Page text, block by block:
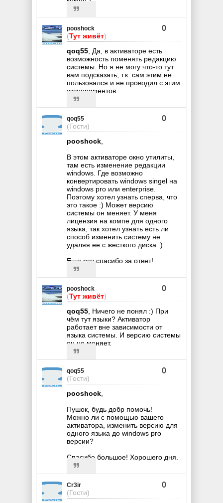
pooshock
(Тут живёт)
0
qoq55, Да, в активаторе есть
возможность поменять редакцию
системы. Но я не могу что-то тут
вам подсказать, т.к. сам этим не
пользовался и не проводил с этим
экспериментов.
qoq55
(Гости)
0
pooshock,
В этом активаторе окно утилиты,
там есть изменение редакции
windows. Где возможно
конвертировать windows singel на
windows prо или enterprise.
Поэтому хотел узнать сперва, что
это такое :) Может версию
системы он меняет. У меня
лицензия на компе для одного
языка, так хотел узнать есть ли
способ изменить систему не
удаляя ее с жесткого диска :)
Еще раз спасибо за ответ!
pooshock
(Тут живёт)
0
qoq55, Ничего не понял :) При
чём тут языки? Активатор
работает вне зависимости от
языка системы. И версию системы
он не меняет.
qoq55
(Гости)
0
pooshock,
Пушок, будь добр помочь!
Можно ли с помощью вашего
активатора, изменить версию для
одного языка до windows pro
версии?
Спасибо большое! Хорошего дня.
Cr3ir
(Гости)
0